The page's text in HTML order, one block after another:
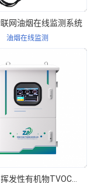
网油烟在线监测系统
油烟在线监测